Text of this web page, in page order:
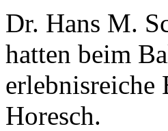
Dr. Hans M.
hatten beim
Horesch.